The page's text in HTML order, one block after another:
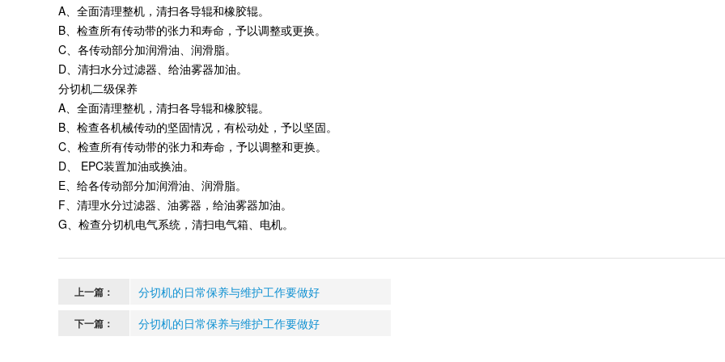
A、全面清理整机，清扫各导辊和橡胶辊。
B、检查所有传动带的张力和寿命，予以调整或更换。
C、各传动部分加润滑油、润滑脂。
D、清扫水分过滤器、给油雾器加油。
分切机二级保养
A、全面清理整机，清扫各导辊和橡胶辊。
B、检查各机械传动的坚固情况，有松动处，予以坚固。
C、检查所有传动带的张力和寿命，予以调整和更换。
D、 EPC装置加油或换油。
E、给各传动部分加润滑油、润滑脂。
F、清理水分过滤器、油雾器，给油雾器加油。
G、检查分切机电气系统，清扫电气箱、电机。
上一篇： 分切机的日常保养与维护工作要做好
下一篇： 分切机的日常保养与维护工作要做好